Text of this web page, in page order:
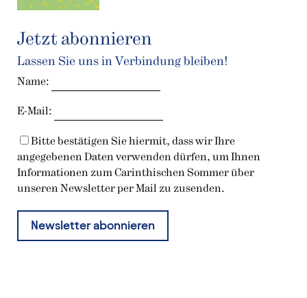
Jetzt abonnieren
Lassen Sie uns in Verbindung bleiben!
Name:
E-Mail:
Bitte bestätigen Sie hiermit, dass wir Ihre
angegebenen Daten verwenden dürfen, um Ihnen
Informationen zum Carinthischen Sommer über
unseren Newsletter per Mail zu zusenden.